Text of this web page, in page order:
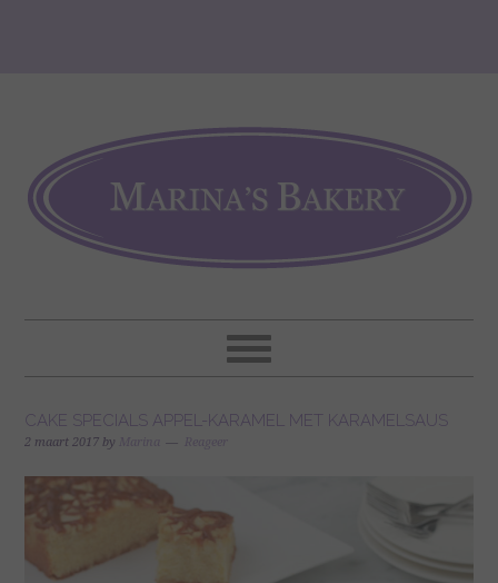
CAKE SPECIALS APPEL-KARAMEL MET KARAMELSAUS
2 maart 2017 by Marina Reageer